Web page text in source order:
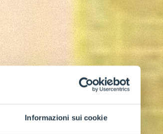
Informazioni sui cookie